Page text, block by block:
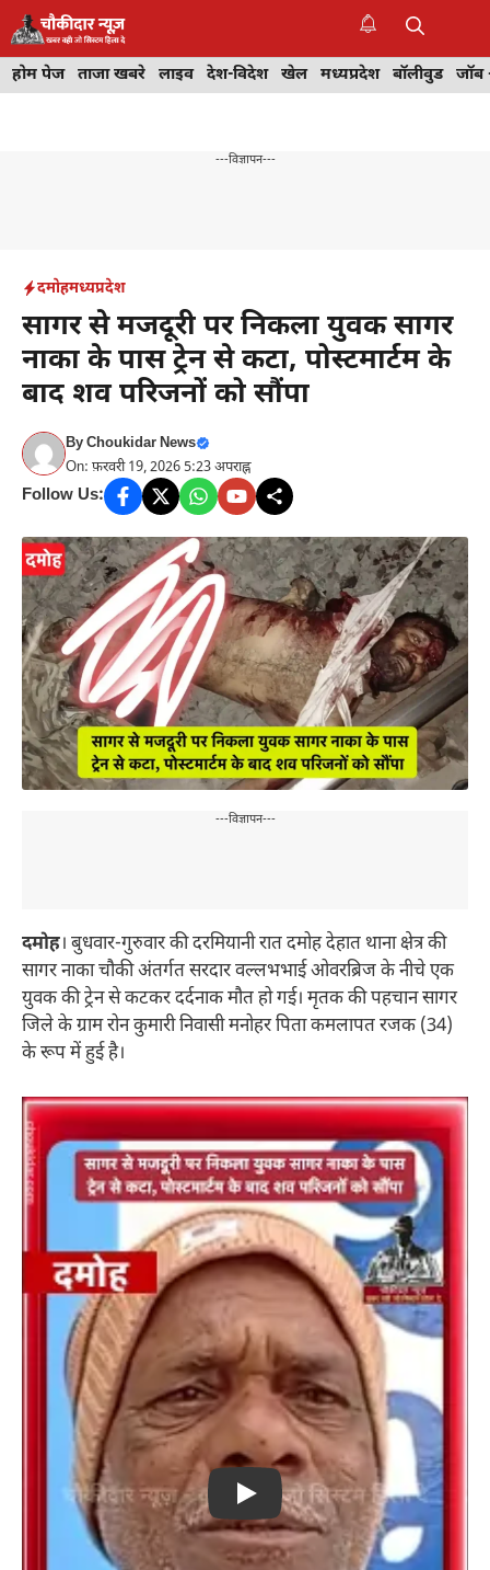
Skip
to
content
होम पेज ताजा खबरे लाइव देश-विदेश खेल मध्यप्रदेश बॉलीवुड
---विज्ञापन---
दमोहमध्यप्रदेश
सागर से मजदूरी पर निकला युवक सागर
नाका के पास ट्रेन से कटा, पोस्टमार्टम के
बाद शव परिजनों को सौंपा
ByChoukidar News
On: फ़रवरी 19, 2026 5:23 अपराह्न
Follow Us:
---विज्ञापन---
दमोह। बुधवार-गुरुवार की दरमियानी रात दमोह देहात थाना क्षेत्र की
सागर नाका चौकी अंतर्गत सरदार वल्लभभाई ओवरब्रिज के नीचे एक
युवक की ट्रेन से कटकर दर्दनाक मौत हो गई। मृतक की पहचान सागर
जिले के ग्राम रोन कुमारी निवासी मनोहर पिता कमलापत रजक (34)
के रूप में हुई है।
Play